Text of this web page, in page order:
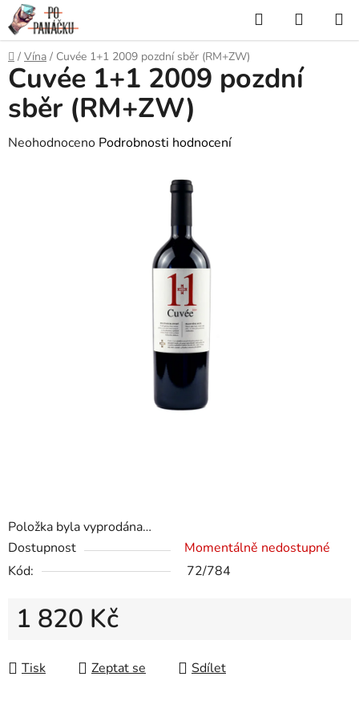
Přejít
na
obsah
Hledat
KOŠÍK
Domů
/ Vína / Cuvée 1+1 2009 pozdní sběr (RM+ZW)
Položka byla vyprodána…
Dostupnost
Momentálně nedostupné
Kód:
72/784
1 820 Kč
Tisk
Zeptat se Sdílet
Cuvée 1+1 2009 pozdní
sběr (RM+ZW)
Průměrné
Neohodnoceno Podrobnosti hodnocení